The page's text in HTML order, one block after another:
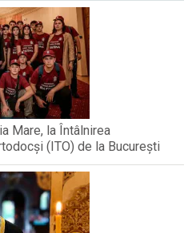
Mare, la Întâlnirea
(ITO) de la București